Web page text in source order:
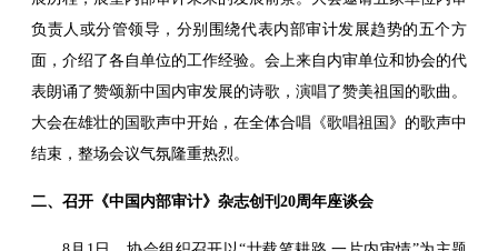
负责人或分管领导，分别围绕代表内部审计发展趋势的五个方
面，介绍了各自单位的工作经验。会上来自内审单位和协会的代
表朗诵了赞颂新中国内审发展的诗歌，演唱了赞美祖国的歌曲。
大会在雄壮的国歌声中开始，在全体合唱《歌唱祖国》的歌声中
结束，整场会议气氛隆重热烈。
二、召开《中国内部审计》杂志创刊20周年座谈会